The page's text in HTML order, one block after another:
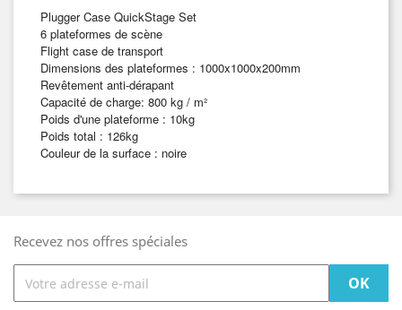
Plugger Case QuickStage Set
6 plateformes de scène
Flight case de transport
Dimensions des plateformes : 1000x1000x200mm
Revêtement anti-dérapant
Capacité de charge: 800 kg / m²
Poids d'une plateforme : 10kg
Poids total : 126kg
Couleur de la surface : noire
Recevez nos offres spéciales